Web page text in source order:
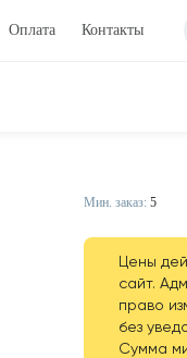
Оплата Контакты
Мин. заказ: 5
Цены
сайт.
право
без
Сумма